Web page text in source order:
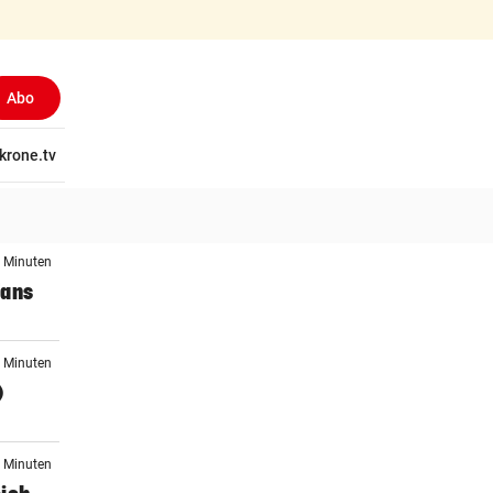
Abo
krone.tv
Minuten
Minuten
Minuten